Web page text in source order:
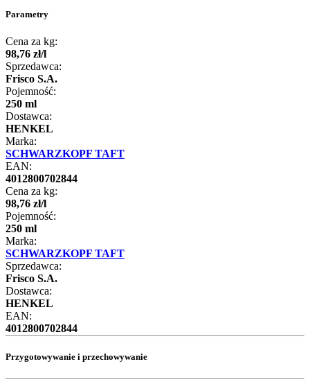
Parametry
Cena za kg:
98,76 zł/l
Sprzedawca:
Frisco S.A.
Pojemność:
250 ml
Dostawca:
HENKEL
Marka:
SCHWARZKOPF TAFT
EAN:
4012800702844
Cena za kg:
98,76 zł/l
Pojemność:
250 ml
Marka:
SCHWARZKOPF TAFT
Sprzedawca:
Frisco S.A.
Dostawca:
HENKEL
EAN:
4012800702844
Przygotowywanie i przechowywanie